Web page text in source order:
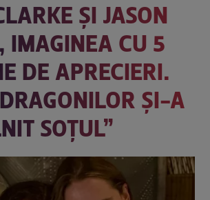
ȘI JASON
IMAGINEA CU 5
DE APRECIERI.
ȘI-A
SOȚUL”